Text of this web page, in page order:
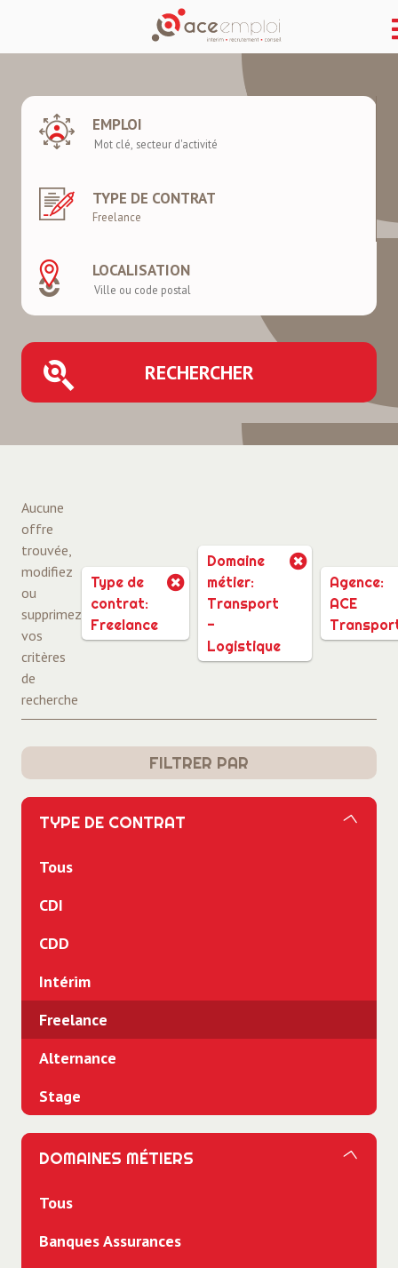
EMPLOI
TYPE DE CONTRAT
LOCALISATION
RECHERCHER
Aucune
offre
trouvée,
modifiez
ou
supprimez
vos
critères
de
recherche
Type de
contrat:
Freelance
Domaine
métier:
Transport
-
Logistique
Agence:
ACE
FILTRER PAR
TYPE DE CONTRAT
Tous
CDI
CDD
Intérim
Freelance
Alternance
Stage
DOMAINES MÉTIERS
Tous
Banques Assurances